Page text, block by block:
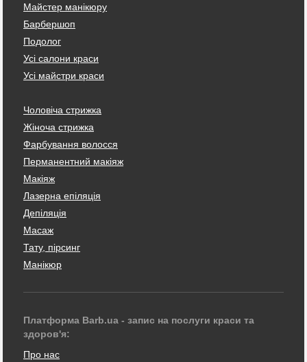
Майстер манікюру
Барбершоп
Подолог
Усі салони краси
Усі майстри краси
Чоловіча стрижка
Жіноча стрижка
Фарбування волосся
Перманентний макіяж
Макіяж
Лазерна епіляція
Депіляція
Масаж
Тату, пірсинг
Манікюр
Платформа Barb.ua - запис на послуги краси та
здоров'я:
Про нас